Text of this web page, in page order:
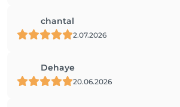
chantal
2.07.2026
Dehaye
20.06.2026